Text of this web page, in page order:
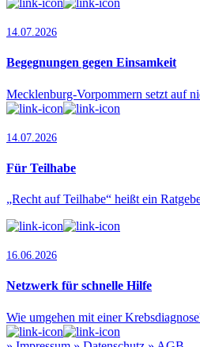
14.07.2026
Begegnungen gegen Einsamkeit
Mecklenburg-Vorpommern setzt auf
14.07.2026
Für Teilhabe
„Recht auf Teilhabe“ heißt ein
16.06.2026
Netzwerk für schnelle Hilfe
Wie umgehen mit einer